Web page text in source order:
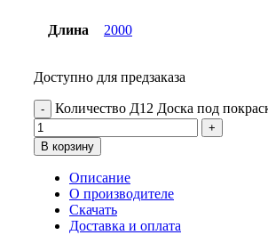
Длина 2000
Доступно для предзаказа
Количество Д12 Доска под
В корзину
Описание
О производителе
Скачать
Доставка и оплата